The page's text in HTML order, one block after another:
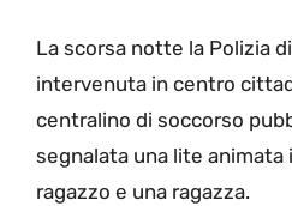
La scorsa notte la Polizia
intervenuta in centro
centralino di soccorso
segnalata una lite animata
ragazzo e una ragazza.